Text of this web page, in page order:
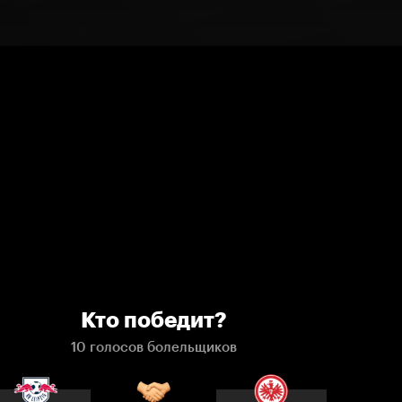
Кто победит?
10 голосов болельщиков